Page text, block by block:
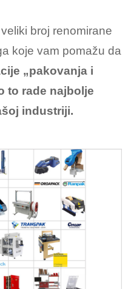
broj renomirane
koje vam pomažu da
„pakovanja i
to rade najbolje
industriji.